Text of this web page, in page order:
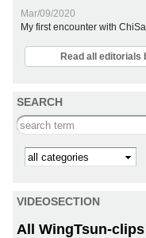
Mar/09/2020
My first encounter with
Read all editorials
SEARCH
Search this site
Kategorie
VIDEOSECTION
All WingTsun-